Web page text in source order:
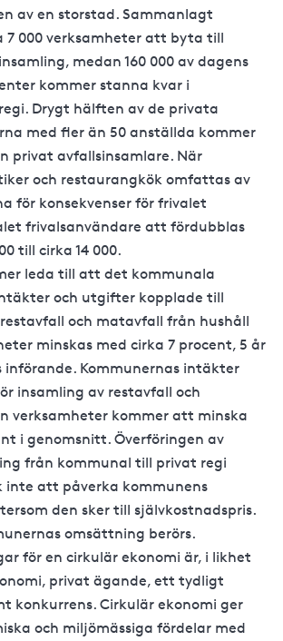
av en storstad. Sammanlagt
7 000 verksamheter att byta till
medan 160 000 av dagens
kommer stanna kvar i
Drygt hälften av de privata
med fler än 50 anställda kommer
privat avfallsinsamlare. När
och restaurangkök omfattas av
för konsekvenser för frivalet
frivalsanvändare att fördubblas
till cirka 14 000.
leda till att det kommunala
och utgifter kopplade till
och matavfall från hushåll
minskas med cirka 7 procent, 5 år
Kommunernas intäkter
insamling av restavfall och
verksamheter kommer att minska
i genomsnitt. Överföringen av
från kommunal till privat regi
inte att påverka kommunens
den sker till självkostnadspris.
omsättning berörs.
för en cirkulär ekonomi är, i likhet
privat ägande, ett tydligt
konkurrens. Cirkulär ekonomi ger
och miljömässiga fördelar med